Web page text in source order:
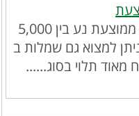
מחיר שמלת כלה טובה ממוצעת נע בין 5,000
שניתן למצוא גם שמלות ב